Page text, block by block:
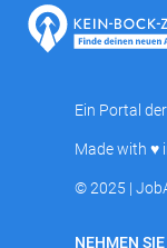
Ein Portal der
Made with ♥
© 2025 |
NEHMEN